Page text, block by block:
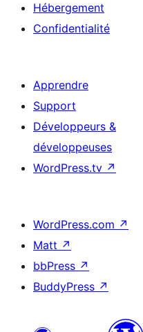
Hébergement
Confidentialité
Apprendre
Support
Développeurs &
développeuses
WordPress.tv ↗
WordPress.com ↗
Matt ↗
bbPress ↗
BuddyPress ↗